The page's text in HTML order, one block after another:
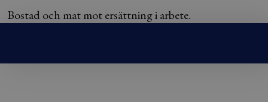
Bostad och mat mot ersättning i arbete.